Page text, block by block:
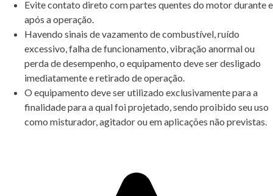
Evite contato direto com partes quentes do motor durante e
após a operação.
Havendo sinais de vazamento de combustível, ruído
excessivo, falha de funcionamento, vibração anormal ou
perda de desempenho, o equipamento deve ser desligado
imediatamente e retirado de operação.
O equipamento deve ser utilizado exclusivamente para a
finalidade para a qual foi projetado, sendo proibido seu uso
como misturador, agitador ou em aplicações não previstas.